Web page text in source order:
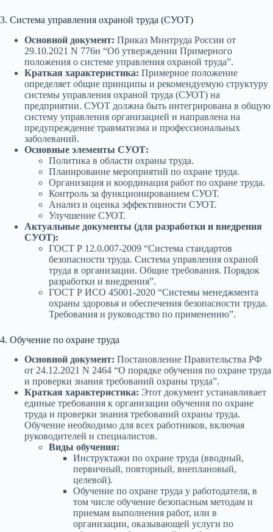
3. Система управления охраной труда (СУОТ)
Основной документ: Приказ Минтруда России от
29.10.2021 N 776н “Об утверждении Примерного
положения о системе управления охраной труда”.
Краткая характеристика: Примерное положение
определяет общие принципы и рекомендуемую структуру
системы управления охраной труда (СУОТ) на
предприятии. СУОТ должна быть интегрирована в общую
систему управления организацией и направлена на
предупреждение травматизма и профессиональных
заболеваний.
Основные элементы СУОТ:
Политика в области охраны труда.
Планирование мероприятий по охране труда.
Организация и координация работ по охране труда.
Контроль за функционированием СУОТ.
Анализ и оценка эффективности СУОТ.
Улучшение СУОТ.
Актуальные документы (для разработки и внедрения
СУОТ):
ГОСТ Р 12.0.007-2009 “Система стандартов
безопасности труда. Система управления охраной
труда в организации. Общие требования. Порядок
разработки и внедрения”.
ГОСТ Р ИСО 45001-2020 “Системы менеджмента
охраны здоровья и обеспечения безопасности труда.
Требования и руководство по применению”.
4. Обучение по охране труда
Основной документ: Постановление Правительства РФ
от 24.12.2021 N 2464 “О порядке обучения по охране труда
и проверки знания требований охраны труда”.
Краткая характеристика: Этот документ устанавливает
единые требования к организации обучения по охране
труда и проверки знания требований охраны труда.
Обучение необходимо для всех работников, включая
руководителей и специалистов.
Виды обучения:
Инструктажи по охране труда (вводный,
первичный, повторный, внеплановый,
целевой).
Обучение по охране труда у работодателя, в
том числе обучение безопасным методам и
приемам выполнения работ, или в
организации, оказывающей услуги по